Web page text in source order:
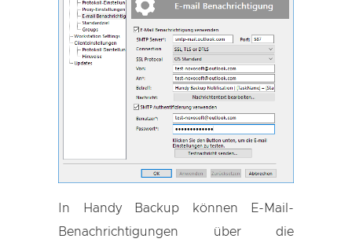
In Handy Backup können E-Mail-
Benachrichtigungen über die